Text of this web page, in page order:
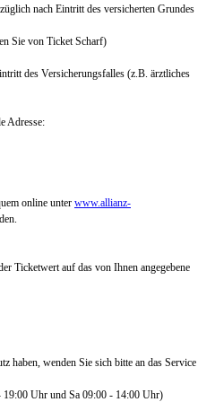
nach Eintritt des versicherten Grundes
Sie von Ticket Scharf)
des Versicherungsfalles (z.B. ärztliches
Adresse:
online unter www.allianz-
Ticketwert auf das von Ihnen angegebene
haben, wenden Sie sich bitte an das Service
Uhr und Sa 09:00 - 14:00 Uhr)